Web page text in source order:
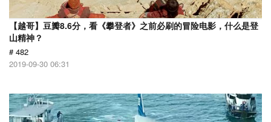
【越哥】豆瓣8.6分，看《攀登者》之前必刷的冒险电影，什么是登
山精神？
# 482
2019-09-30 06:31